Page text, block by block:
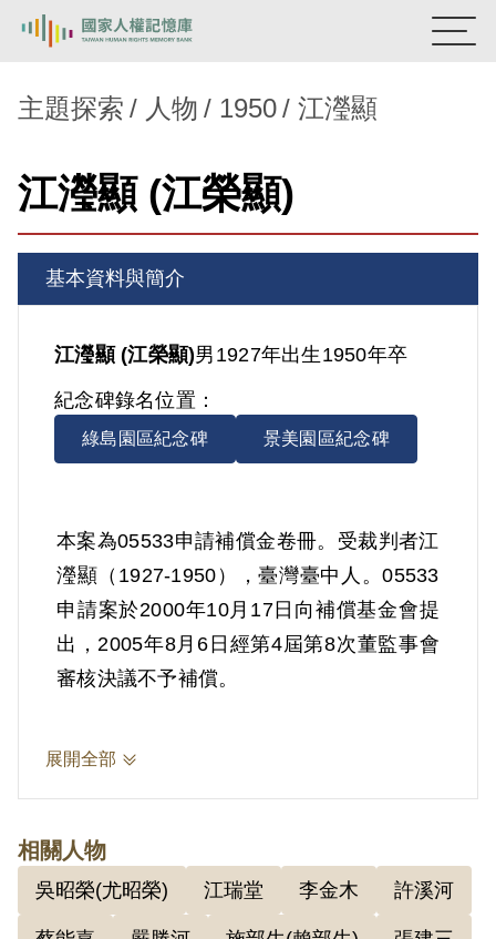
新生訓導處
蛋殼畫 送物單
主題探索
背景知識
關於我們
意見信箱
主題探索 人物 1950 江瀅顯
江瀅顯 (江榮顯)
基本資料與簡介
江瀅顯 (江榮顯)男 1927年出生 1950年卒
紀念碑錄名位置：
綠島園區紀念碑 景美園區紀念碑
本案為05533申請補償金卷冊。受裁判者江
瀅顯（1927-1950），臺灣臺中人。05533
申請案於2000年10月17日向補償基金會提
出，2005年8月6日經第4屆第8次董監事會
審核決議不予補償。
展開全部
相關人物
吳昭榮(尤昭榮) 江瑞堂 李金木 許溪河